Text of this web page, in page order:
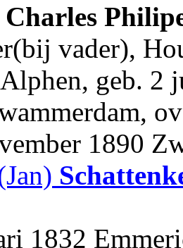
Charles
vader),
geb. 2
1890
1832